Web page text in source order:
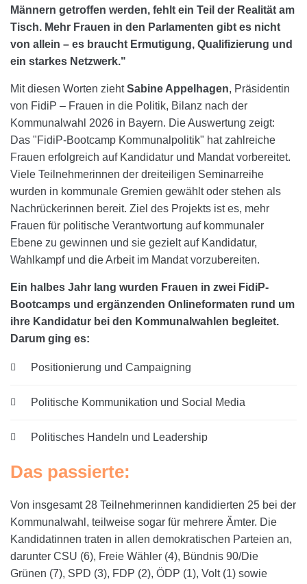
Männern getroffen werden, fehlt ein Teil der Realität am
Tisch. Mehr Frauen in den Parlamenten gibt es nicht
von allein – es braucht Ermutigung, Qualifizierung und
ein starkes Netzwerk."
Mit diesen Worten ziehtSabine Appelhagen, Präsidentin
von FidiP – Frauen in die Politik, Bilanz nach der
Kommunalwahl 2026 in Bayern. Die Auswertung zeigt:
Das "FidiP-Bootcamp Kommunalpolitik" hat zahlreiche
Frauen erfolgreich auf Kandidatur und Mandat vorbereitet.
Viele Teilnehmerinnen der dreiteiligen Seminarreihe
wurden in kommunale Gremien gewählt oder stehen als
Nachrückerinnen bereit. Ziel des Projekts ist es, mehr
Frauen für politische Verantwortung auf kommunaler
Ebene zu gewinnen und sie gezielt auf Kandidatur,
Wahlkampf und die Arbeit im Mandat vorzubereiten.
Ein halbes Jahr lang wurden Frauen in zwei FidiP-
Bootcamps und ergänzenden Onlineformaten rund um
ihre Kandidatur bei den Kommunalwahlen begleitet.
Darum ging es:
Positionierung und Campaigning
Politische Kommunikation und Social Media
Politisches Handeln und Leadership
Das passierte:
Von insgesamt 28 Teilnehmerinnen kandidierten 25 bei der
Kommunalwahl, teilweise sogar für mehrere Ämter. Die
Kandidatinnen traten in allen demokratischen Parteien an,
darunter CSU (6), Freie Wähler (4), Bündnis 90/Die
Grünen (7), SPD (3), FDP (2), ÖDP (1), Volt (1) sowie